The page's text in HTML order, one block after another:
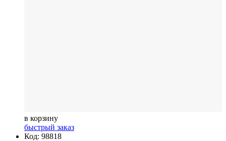
в корзину
быстрый заказ
Код: 98818